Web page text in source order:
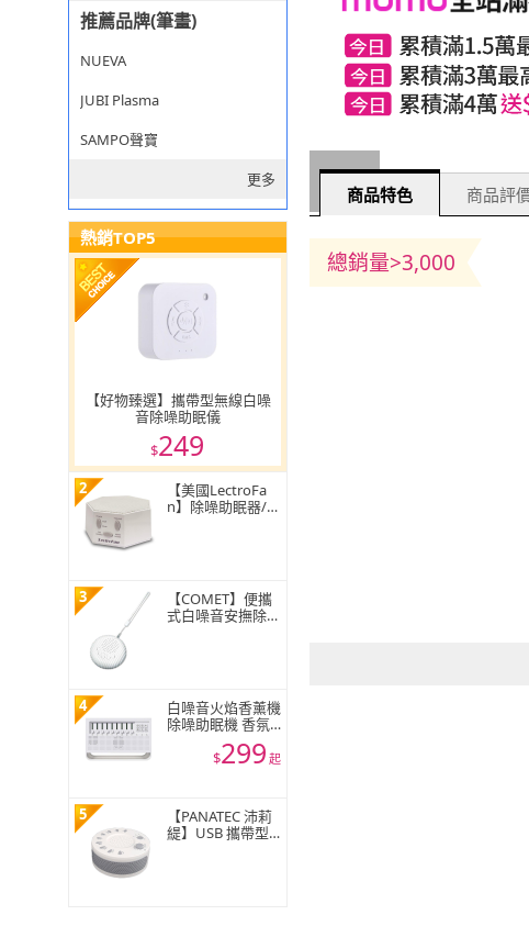
推薦品牌(筆畫)
NUEVA
JUBI Plasma
SAMPO聲寶
更多
熱銷TOP5
【好物臻選】攜帶型無線白噪
音除噪助眠儀
$249
2
【美國LectroFa
n】除噪助眠器/助
3
【COMET】便攜
式白噪音安撫除噪
4
白噪音火焰香薰機
除噪助眠機 香氛
機 8種情境選擇 精
油水氧機 多功能
$299 起
5
【PANATEC 沛莉
緹】USB 攜帶型
商品特色 商品評
總銷量>3,000